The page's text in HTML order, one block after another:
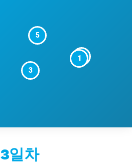
12
3
5
3일차